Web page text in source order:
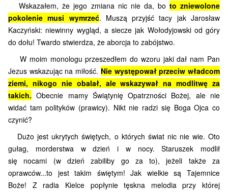
Wskazałem, że jego zmiana nic nie da, bo to zniewolone
pokolenie musi wymrzeć. Muszą przyjść tacy jak Jarosław
Kaczyński: niewinny wygląd, a siecze jak Wołodyjowski od góry
do dołu! Twardo stwierdza, że aborcja to zabójstwo.
W moim monologu przeszedłem do wzoru jaki dał nam Pan
Jezus wskazując na miłość. Nie występował przeciw władcom
ziemi, nikogo nie obalał, ale wskazywał na modlitwę za
takich. Obecnie mamy Świątynię Opatrzności Bożej, ale nie
widać tam polityków (prawicy). Nikt nie radzi się Boga Ojca co
czynić?
Dużo jest ukrytych świętych, o których świat nic nie wie. Oto
gułag, morderstwa w dzień i w nocy.Staruszek modlił
się nocami
(w dzień zabiliby go za to), jeżeli także za
oprawców...to jest takim świętym! Jak wielkie są Tajemnice
Boże! Z radia Kielce popłynie tęskna melodia przy której